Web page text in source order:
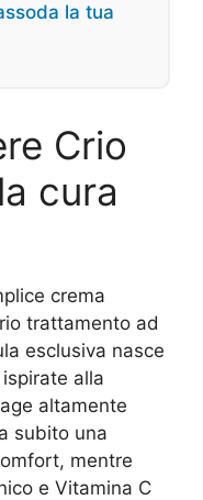
la tua
Crio
cura
crema
trattamento ad
esclusiva nasce
alla
altamente
subito una
mentre
e Vitamina C